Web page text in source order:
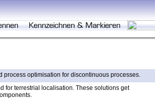
optimisation for discontinuous processes.
for terrestrial localisation. These solutions get